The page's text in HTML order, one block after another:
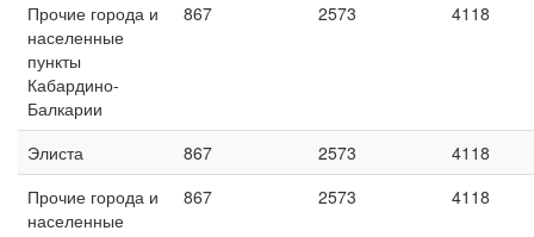
Прочие города и
населенные
пункты
Кабардино-
Балкарии
867 2573 4118
Элиста 867 2573
4118
Прочие города и
населенные
867 2573 4118